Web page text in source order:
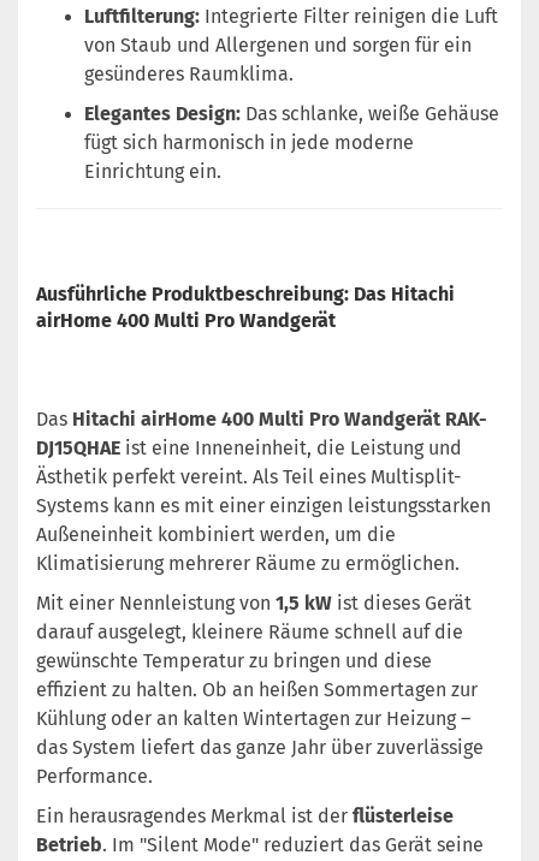
Luftfilterung: Integrierte Filter reinigen die Luft
von Staub und Allergenen und sorgen für ein
gesünderes Raumklima.
Elegantes Design: Das schlanke, weiße Gehäuse
fügt sich harmonisch in jede moderne
Einrichtung ein.
Ausführliche Produktbeschreibung: Das Hitachi
airHome 400 Multi Pro Wandgerät
Das Hitachi airHome 400 Multi Pro Wandgerät RAK-
DJ15QHAE ist eine Inneneinheit, die Leistung und
Ästhetik perfekt vereint. Als Teil eines Multisplit-
Systems kann es mit einer einzigen leistungsstarken
Außeneinheit kombiniert werden, um die
Klimatisierung mehrerer Räume zu ermöglichen.
Mit einer Nennleistung von 1,5 kW ist dieses Gerät
darauf ausgelegt, kleinere Räume schnell auf die
gewünschte Temperatur zu bringen und diese
effizient zu halten. Ob an heißen Sommertagen zur
Kühlung oder an kalten Wintertagen zur Heizung –
das System liefert das ganze Jahr über zuverlässige
Performance.
Ein herausragendes Merkmal ist der flüsterleise
Betrieb. Im "Silent Mode" reduziert das Gerät seine